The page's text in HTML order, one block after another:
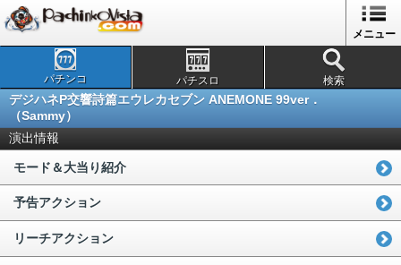
メニュー
パチンコ パチスロ 検索
デジハネP交響詩篇エウレカセブン ANEMONE 99ver．
（Sammy）
演出情報
モード＆大当り紹介
予告アクション
リーチアクション